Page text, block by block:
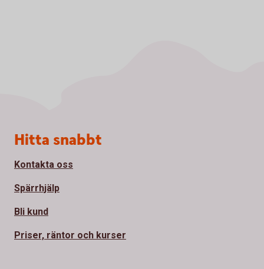
Sidfot
Hitta snabbt
Kontakta oss
Spärrhjälp
Bli kund
Priser, räntor och kurser